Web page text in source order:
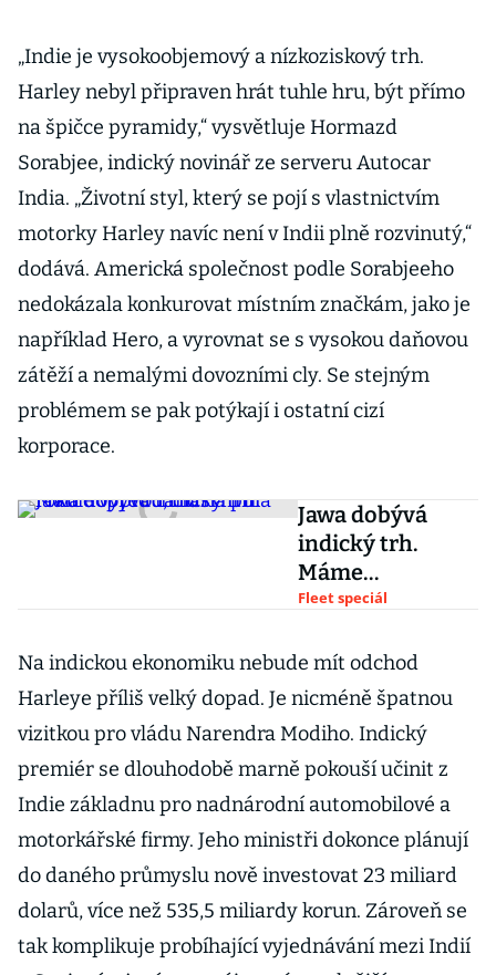
„Indie je vysokoobjemový a nízkoziskový trh.
Harley nebyl připraven hrát tuhle hru, být přímo
na špičce pyramidy,“ vysvětluje Hormazd
Sorabjee, indický novinář ze serveru Autocar
India. „Životní styl, který se pojí s vlastnictvím
motorky Harley navíc není v Indii plně rozvinutý,“
dodává. Americká společnost podle Sorabjeeho
nedokázala konkurovat místním značkám, jako je
například Hero, a vyrovnat se s vysokou daňovou
zátěží a nemalými dovozními cly. Se stejným
problémem se pak potýkají i ostatní cizí
korporace.
Jawa dobývá
indický trh.
Máme
vyprodáno na
dopředu, hlásí
firma
Fleet speciál
Na indickou ekonomiku nebude mít odchod
Harleye příliš velký dopad. Je nicméně špatnou
vizitkou pro vládu Narendra Modiho. Indický
premiér se dlouhodobě marně pokouší učinit z
Indie základnu pro nadnárodní automobilové a
motorkářské firmy. Jeho ministři dokonce plánují
do daného průmyslu nově investovat 23 miliard
dolarů, více než 535,5 miliardy korun. Zároveň se
tak komplikuje probíhající vyjednávání mezi Indií